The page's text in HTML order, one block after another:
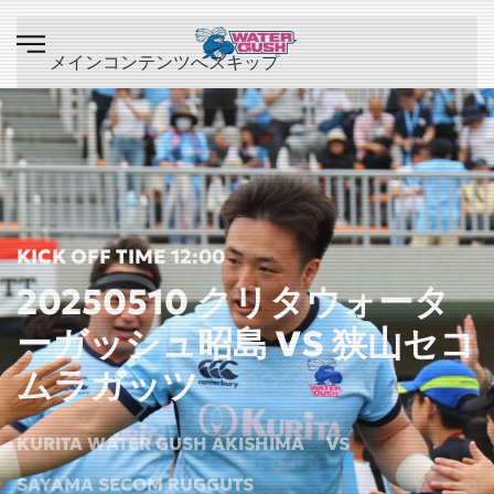
メインコンテンツへスキップ
KICK OFF TIME 12:00
20250510 クリタウォータ
ーガッシュ昭島 VS 狭山セコ
ムラガッツ
KURITA WATER GUSH AKISHIMA
VS
SAYAMA SECOM RUGGUTS